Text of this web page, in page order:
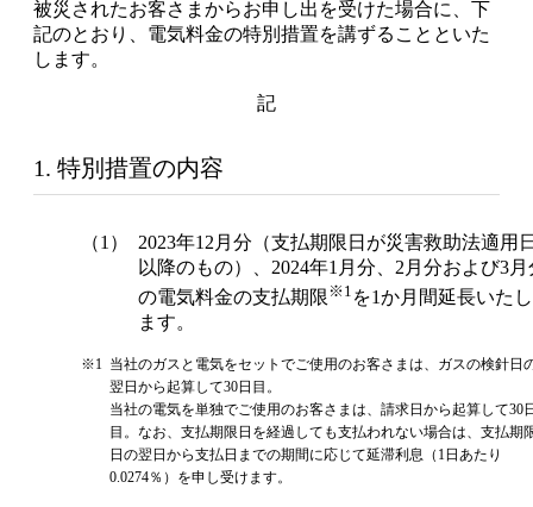
被災されたお客さまからお申し出を受けた場合に、下
記のとおり、電気料金の特別措置を講ずることといた
します。
記
1. 特別措置の内容
（1）
2023年12月分（支払期限日が災害救助法適用
以降のもの）、2024年1月分、2月分および3月
の電気料金の支払期限 ※1 を1か月間延長いたし
ます。
※1 当社のガスと電気をセットでご使用のお客さまは、ガスの検針日
翌日から起算して30日目。
当社の電気を単独でご使用のお客さまは、請求日から起算して30
目。なお、支払期限日を経過しても支払われない場合は、支払期
日の翌日から支払日までの期間に応じて延滞利息（1日あたり
0.0274％）を申し受けます。